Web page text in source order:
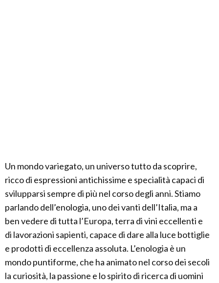
Un mondo variegato, un universo tutto da scoprire,
ricco di espressioni antichissime e specialità capaci di
svilupparsi sempre di più nel corso degli anni. Stiamo
parlando dell’enologia, uno dei vanti dell’Italia, ma a
ben vedere di tutta l’Europa, terra di vini eccellenti e
di lavorazioni sapienti, capace di dare alla luce bottiglie
e prodotti di eccellenza assoluta. L’enologia è un
mondo puntiforme, che ha animato nel corso dei secoli
la curiosità, la passione e lo spirito di ricerca di uomini